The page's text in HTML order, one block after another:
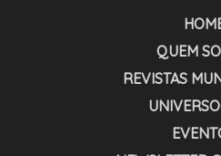
QUEM
REVISTAS